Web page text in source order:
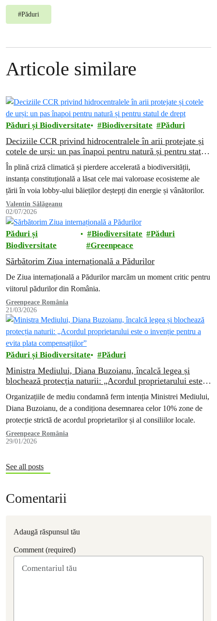
#Păduri
Articole similare
Păduri și Biodiversitate Biodiversitate Păduri
Deciziile CCR privind hidrocentralele în arii protejate și
cotele de urși: un pas înapoi pentru natură și pentru statul
de drept
În plină criză climatică și pierdere accelerată a biodiversității,
instanța constituțională a lăsat cele mai valoroase ecosisteme ale
țării în voia lobby-ului băieților deștepți din energie și vânătorilor.
Valentin Sălăgeanu
02/07/2026
Păduri și
Biodiversitate
Biodiversitate
Păduri
Greenpeace
Sărbătorim Ziua internațională a Pădurilor
De Ziua internațională a Pădurilor marcăm un moment critic pentru
viitorul pădurilor din România.
Greenpeace România
21/03/2026
Păduri și Biodiversitate Păduri
Ministra Mediului, Diana Buzoianu, încalcă legea și
blochează protecția naturii: „Acordul proprietarului este o
Organizațiile de mediu condamnă ferm intenția Ministrei Mediului,
Diana Buzoianu, de a condiționa desemnarea celor 10% zone de
protecție strictă de acordul proprietarilor și al consiliilor locale.
Greenpeace România
29/01/2026
See all posts
Comentarii
Adaugă răspunsul tău
Comment (required)